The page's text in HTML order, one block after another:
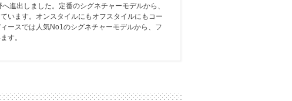
進出しました。定番のシグネチャーモデルから、
います。オンスタイルにもオフスタイルにもコー
ースでは人気No1のシグネチャーモデルから、フ
す。